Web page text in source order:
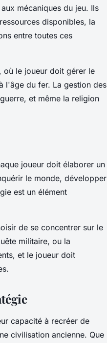
mécaniques du jeu. Ils
disponibles, la
entre toutes ces
où le joueur doit gérer le
l'âge du fer. La gestion des
et même la religion
joueur doit élaborer un
le monde, développer
est un élément
de se concentrer sur le
militaire, ou la
et le joueur doit
capacité à recréer de
civilisation ancienne. Que